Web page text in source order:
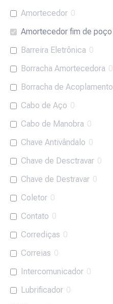
Amortecedor 0
Amortecedor fim de poço
Barreira Eletrônica 0
Borracha Amortecedora 0
Borracha de Acoplamento
Cabo de Aço 0
Cabo de Manobra 0
Chave Antivândalo 0
Chave de Desctravar 0
Chave de Destravar 0
Coletor 0
Contato 0
Corrediças 0
Correias 0
Intercomunicador 0
Lubrificador 0